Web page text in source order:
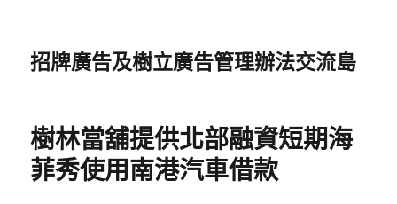
招牌廣告及樹立廣告管理辦法交流島
樹林當舖提供北部融資短期海
菲秀使用南港汽車借款